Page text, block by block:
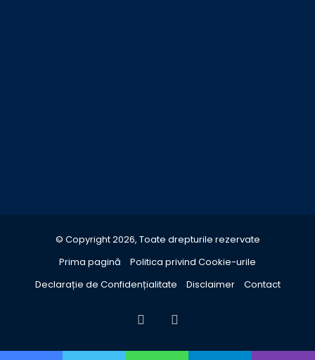
© Copyright 2026, Toate drepturile rezervate
Prima pagină
Politica privind Cookie-urile
Declarație de Confidențialitate
Disclaimer Contact
Facebook